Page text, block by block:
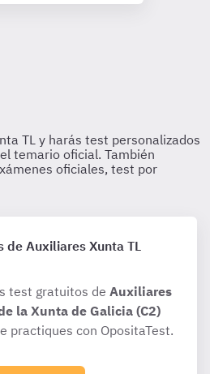
de Auxiliares Xunta TL
test gratuitos de Auxiliares
la Xunta de Galicia (C2)
practiques con OpositaTest.